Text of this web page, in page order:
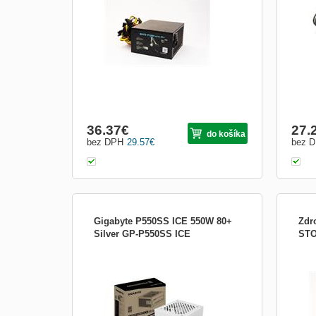
než 85 %. Kvalitní 105 °C kondenzátory a
samozřejmostí je ochrana proti přepětí,
podpětí a zkratu. Zdr...
29.57€
bez DPH
36.37€ do košíka
bez
Gigabyte P550SS ICE 550W 80+
Silver GP-P550SS ICE
než